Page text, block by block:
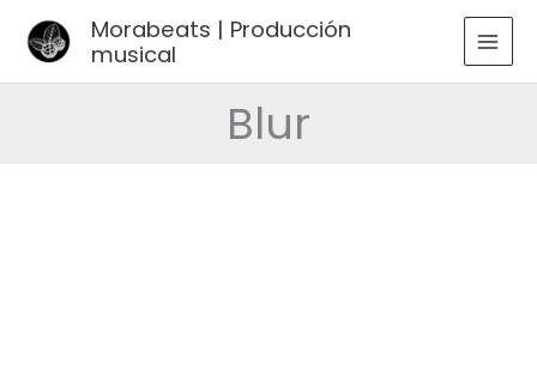
Morabeats | Producción
musical
Blur